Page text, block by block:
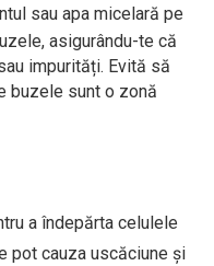
sau apa micelară pe
asigurându-te că
impurități. Evită să
buzele sunt o zonă
a îndepărta celulele
pot cauza uscăciune și